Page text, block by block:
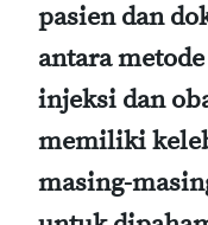
pasien dan
antara
injeksi dan
memiliki
masing-